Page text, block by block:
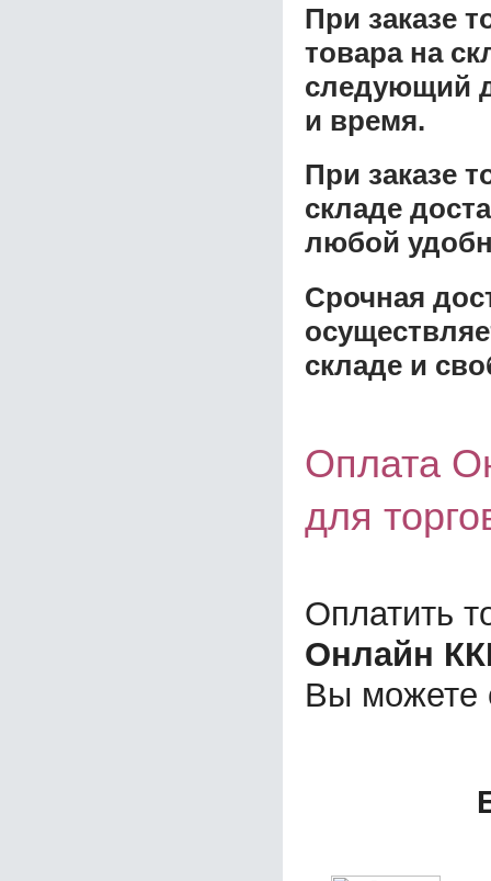
При заказе
товара на
следующий
и время.
При заказе
складе
любой
Срочная
складе и
Оплата
для
Оплатить
Онлайн
Вы можете